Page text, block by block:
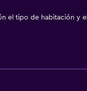
el tipo de habitación y el